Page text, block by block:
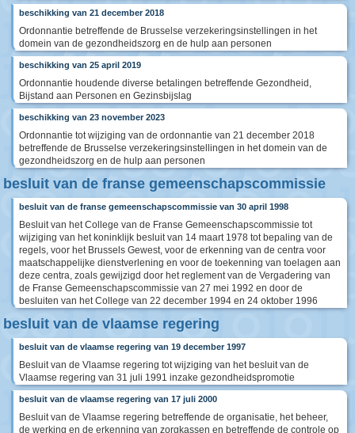
beschikking van 21 december 2018
Ordonnantie betreffende de Brusselse verzekeringsinstellingen in het
domein van de gezondheidszorg en de hulp aan personen
beschikking van 25 april 2019
Ordonnantie houdende diverse betalingen betreffende Gezondheid,
Bijstand aan Personen en Gezinsbijslag
beschikking van 23 november 2023
Ordonnantie tot wijziging van de ordonnantie van 21 december 2018
betreffende de Brusselse verzekeringsinstellingen in het domein van de
gezondheidszorg en de hulp aan personen
besluit van de franse gemeenschapscommissie
besluit van de franse gemeenschapscommissie van 30 april 1998
Besluit van het College van de Franse Gemeenschapscommissie tot
wijziging van het koninklijk besluit van 14 maart 1978 tot bepaling van de
regels, voor het Brussels Gewest, voor de erkenning van de centra voor
maatschappelijke dienstverlening en voor de toekenning van toelagen aan
deze centra, zoals gewijzigd door het reglement van de Vergadering van
de Franse Gemeenschapscommissie van 27 mei 1992 en door de
besluiten van het College van 22 december 1994 en 24 oktober 1996
besluit van de vlaamse regering
besluit van de vlaamse regering van 19 december 1997
Besluit van de Vlaamse regering tot wijziging van het besluit van de
Vlaamse regering van 31 juli 1991 inzake gezondheidspromotie
besluit van de vlaamse regering van 17 juli 2000
Besluit van de Vlaamse regering betreffende de organisatie, het beheer,
de werking en de erkenning van zorgkassen en betreffende de controle op